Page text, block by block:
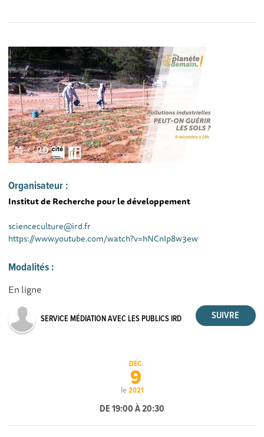
Organisateur :
Institut de Recherche pour le développement
scienceculture@ird.fr
https://www.youtube.com/watch?v=hNCnIp8w3ew
Modalités :
En ligne
SERVICE MÉDIATION AVEC LES PUBLICS IRD
le
DÉC.
9
2021
DE 19:00 À 20:30